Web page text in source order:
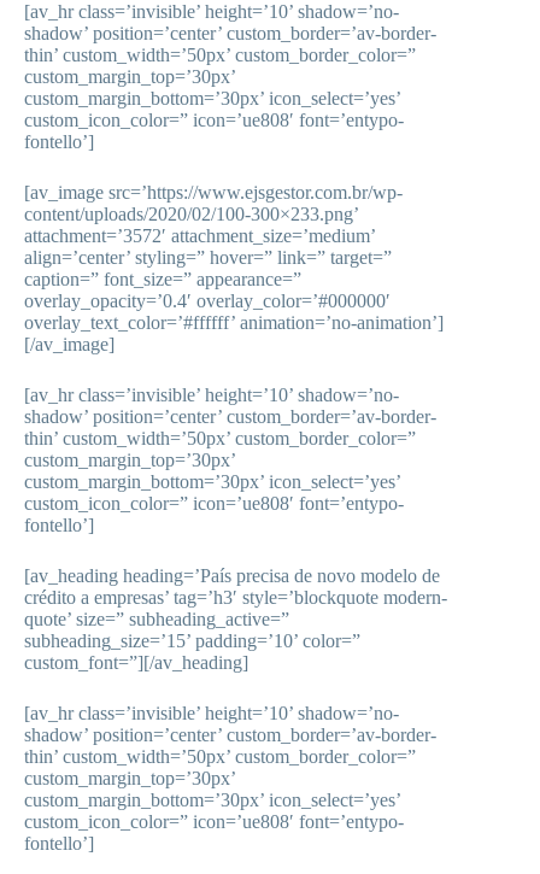
[av_hr class=’invisible’ height=’10’ shadow=’no-
shadow’ position=’center’ custom_border=’av-border-
thin’ custom_width=’50px’ custom_border_color=”
custom_margin_top=’30px’
custom_margin_bottom=’30px’ icon_select=’yes’
custom_icon_color=” icon=’ue808′ font=’entypo-
fontello’]
[av_image src=’https://www.ejsgestor.com.br/wp-
content/uploads/2020/02/100-300×233.png’
attachment=’3572′ attachment_size=’medium’
align=’center’ styling=” hover=” link=” target=”
caption=” font_size=” appearance=”
overlay_opacity=’0.4′ overlay_color=’#000000′
overlay_text_color=’#ffffff’ animation=’no-animation’]
[/av_image]
[av_hr class=’invisible’ height=’10’ shadow=’no-
shadow’ position=’center’ custom_border=’av-border-
thin’ custom_width=’50px’ custom_border_color=”
custom_margin_top=’30px’
custom_margin_bottom=’30px’ icon_select=’yes’
custom_icon_color=” icon=’ue808′ font=’entypo-
fontello’]
[av_heading heading=’País precisa de novo modelo de
crédito a empresas’ tag=’h3′ style=’blockquote modern-
quote’ size=” subheading_active=”
subheading_size=’15’ padding=’10’ color=”
custom_font=”][/av_heading]
[av_hr class=’invisible’ height=’10’ shadow=’no-
shadow’ position=’center’ custom_border=’av-border-
thin’ custom_width=’50px’ custom_border_color=”
custom_margin_top=’30px’
custom_margin_bottom=’30px’ icon_select=’yes’
custom_icon_color=” icon=’ue808′ font=’entypo-
fontello’]